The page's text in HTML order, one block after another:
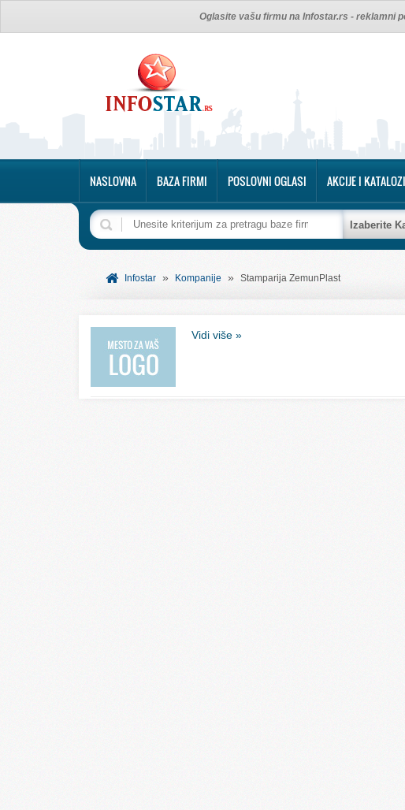
Oglasite vašu firmu na Infostar.rs - reklamni
NASLOVNA BAZA FIRMI POSLOVNI OGLASI AKCIJE I KATALOZI
Izaberite
Infostar » Kompanije » Stamparija ZemunPlast
Vidi više »